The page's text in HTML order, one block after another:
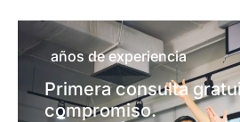
años de experiencia
Primera consulta
compromiso.